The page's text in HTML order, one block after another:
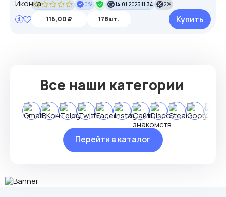
0% 14.01.2025 11:34 2%
116,00 ₽ 178шт. Купить
Все наши категории
Перейти в каталог